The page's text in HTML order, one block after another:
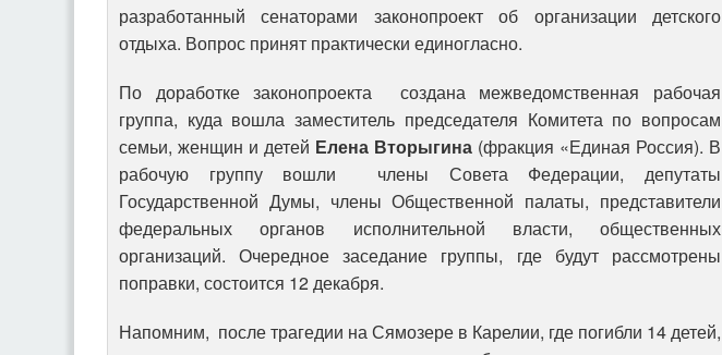
разработанный сенаторами законопроект об организации детского
отдыха. Вопрос принят практически единогласно.
По доработке законопроекта создана межведомственная рабочая
группа, куда вошла заместитель председателя Комитета по вопросам
семьи, женщин и детей Елена Вторыгина (фракция «Единая Россия). В
рабочую группу вошли члены Совета Федерации, депутаты
Государственной Думы, члены Общественной палаты, представители
федеральных органов исполнительной власти, общественных
организаций. Очередное заседание группы, где будут рассмотрены
поправки, состоится 12 декабря.
Напомним, после трагедии на Сямозере в Карелии, где погибли 14 детей,